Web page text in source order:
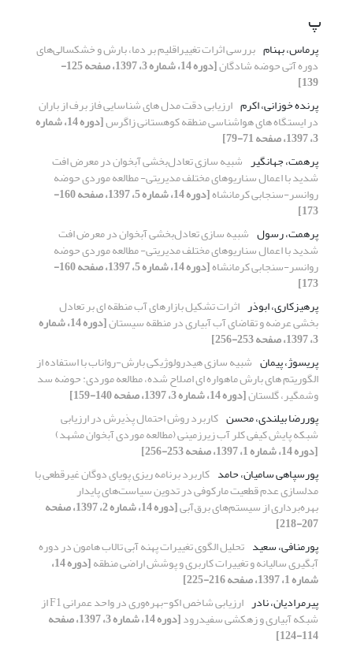
پ
پرماس، بهنام بررسی اثرات تغییراقلیم بر دما، بارش و خشکسالی‌های
دوره آتی حوضه شادگان [دوره 14، شماره 3، 1397، صفحه 125-
139]
پرنده خوزانی، اکرم ارزیابی دقت مدل های شناسایی فاز برف از باران
در ایستگاه های هواشناسی منطقه کوهستانی زاگرس [دوره 14، شماره
3، 1397، صفحه 71-79]
پرهمت، جهانگیر شبیه سازی تعادل‌بخشی آبخوان در معرض افت
شدید با اعمال سناریوهای مختلف مدیریتی- مطالعه موردی حوضه
روانسر-سنجابی کرمانشاه [دوره 14، شماره 5، 1397، صفحه 160-
173]
پرهمت، رسول شبیه سازی تعادل‌بخشی آبخوان در معرض افت
شدید با اعمال سناریوهای مختلف مدیریتی- مطالعه موردی حوضه
روانسر-سنجابی کرمانشاه [دوره 14، شماره 5، 1397، صفحه 160-
173]
پرهیزکاری، ابوذر اثرات تشکیل بازارهای آب منطقه ای بر تعادل
بخشی عرضه و تقاضای آب آبیاری در منطقه سیستان [دوره 14، شماره
3، 1397، صفحه 253-256]
پریسوژ، پیمان شبیه سازی هیدرولوژیکی بارش-رواناب با استفاده از
الگوریتم های بارش ماهواره ای اصلاح شده، مطالعه موردی: حوضه سد
وشمگیر، گلستان[دوره 14، شماره 3، 1397، صفحه 140-159]
پوررضا بیلندی، محسن کاربرد روش احتمال پذیرش در ارزیابی
شبکه پایش کیفی کلر آب زیرزمینی (مطالعه موردی آبخوان مشهد)
[دوره 14، شماره 1، 1397، صفحه 253-256]
پورسپاهی سامیان، حامد کاربرد برنامه‏ ریزی پویای دوگان غیرقطعی با
مدلسازی عدم قطعیت مارکوفی در تدوین سیاست‌های پایدار
بهره‌برداری از سیستم‌‌های برق‌آبی [دوره 14، شماره 2، 1397، صفحه
207-218]
پورمنافی، سعید تحلیل الگوی تغییرات پهنه آبی تالاب هامون در دوره
آبگیری سالیانه و تغییرات کاربری و پوشش اراضی منطقه [دوره 14،
شماره 1، 1397، صفحه 216-225]
پیرمرادیان، نادر
ارزیابی شاخص اکو-بهره‌وری در واحد عمرانی F1 از
شبکه آبیاری و زهکشی سفیدرود [دوره 14، شماره 3، 1397، صفحه
114-124]